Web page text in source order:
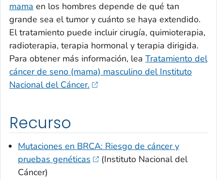
mama en los hombres depende de qué tan
grande sea el tumor y cuánto se haya extendido.
El tratamiento puede incluir cirugía, quimioterapia,
radioterapia, terapia hormonal y terapia dirigida.
Para obtener más información, lea Tratamiento del
cáncer de seno (mama) masculino del Instituto
Nacional del Cáncer.
Recurso
Mutaciones en BRCA: Riesgo de cáncer y
pruebas genéticas
(Instituto Nacional del
Cáncer)